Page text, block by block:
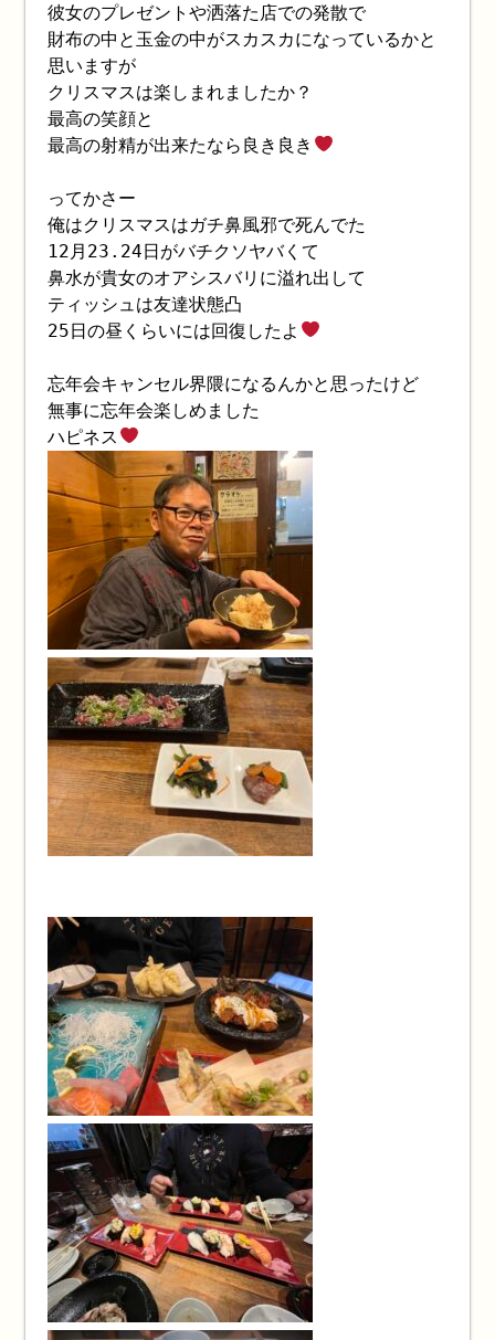
彼女のプレゼントや洒落た店での発散で
財布の中と玉金の中がスカスカになっているかと
思いますが
クリスマスは楽しまれましたか？
最高の笑顔と
最高の射精が出来たなら良き良き
ってかさー
俺はクリスマスはガチ鼻風邪で死んでた
12月23.24日がバチクソヤバくて
鼻水が貴女のオアシスバリに溢れ出して
ティッシュは友達状態凸
25日の昼くらいには回復したよ
忘年会キャンセル界隈になるんかと思ったけど
無事に忘年会楽しめました
ハピネス